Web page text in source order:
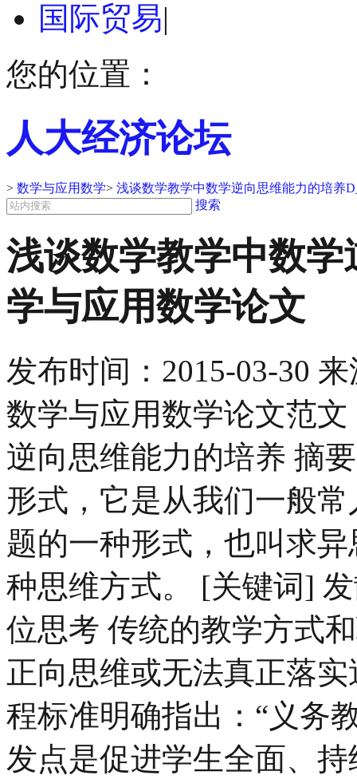
国际贸易|
您的位置：
人大经济论坛
> 数学与应用数学> 浅谈数学教学中数学逆向思维能力的培养
搜索
浅谈数学教学中数
学与应用数学论文
发布时间： 2015-03-30 来
数学与应用数学论文范
逆向思维能力的培养 摘
形式，它是从我们一般
题的一种形式，也叫求
种思维方式。 [关键词]
位思考 传统的教学方式
正向思维或无法真正落
程标准明确指出：“义务
发点是促进学生全面、